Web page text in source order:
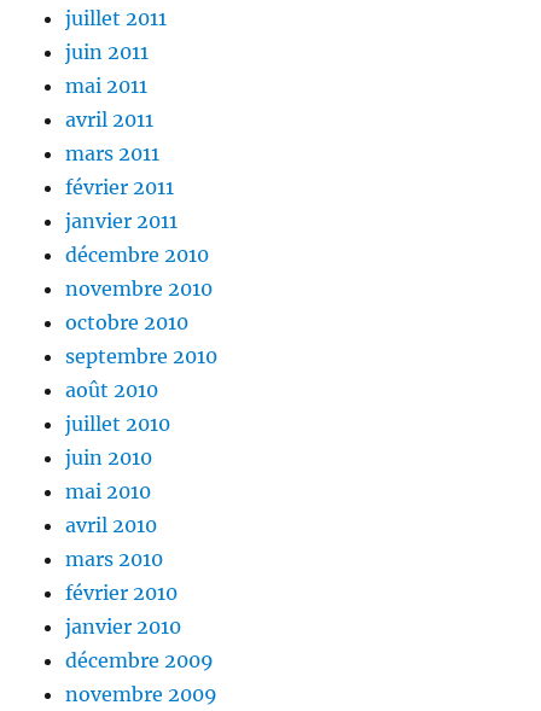
juillet 2011
juin 2011
mai 2011
avril 2011
mars 2011
février 2011
janvier 2011
décembre 2010
novembre 2010
octobre 2010
septembre 2010
août 2010
juillet 2010
juin 2010
mai 2010
avril 2010
mars 2010
février 2010
janvier 2010
décembre 2009
novembre 2009